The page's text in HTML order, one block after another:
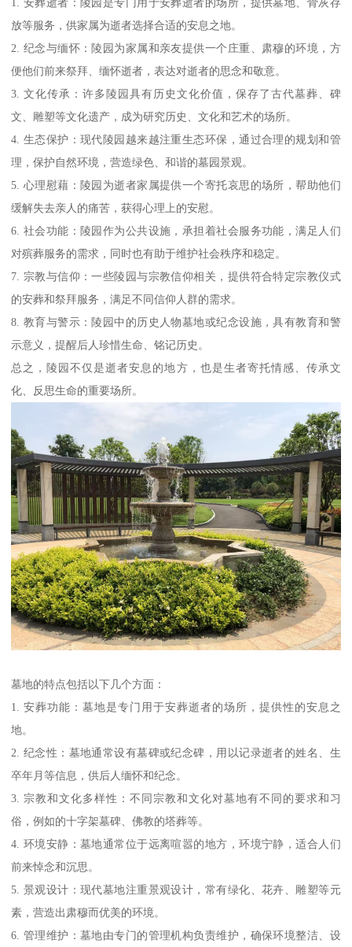
1. 安葬逝者：陵园是专门用于安葬逝者的场所，提供墓地、骨灰存
放等服务，供家属为逝者选择合适的安息之地。
2. 纪念与缅怀：陵园为家属和亲友提供一个庄重、肃穆的环境，方
便他们前来祭拜、缅怀逝者，表达对逝者的思念和敬意。
3. 文化传承：许多陵园具有历史文化价值，保存了古代墓葬、碑
文、雕塑等文化遗产，成为研究历史、文化和艺术的场所。
4. 生态保护：现代陵园越来越注重生态环保，通过合理的规划和管
理，保护自然环境，营造绿色、和谐的墓园景观。
5. 心理慰藉：陵园为逝者家属提供一个寄托哀思的场所，帮助他们
缓解失去亲人的痛苦，获得心理上的安慰。
6. 社会功能：陵园作为公共设施，承担着社会服务功能，满足人们
对殡葬服务的需求，同时也有助于维护社会秩序和稳定。
7. 宗教与信仰：一些陵园与宗教信仰相关，提供符合特定宗教仪式
的安葬和祭拜服务，满足不同信仰人群的需求。
8. 教育与警示：陵园中的历史人物墓地或纪念设施，具有教育和警
示意义，提醒后人珍惜生命、铭记历史。
总之，陵园不仅是逝者安息的地方，也是生者寄托情感、传承文
化、反思生命的重要场所。
墓地的特点包括以下几个方面：
1. 安葬功能：墓地是专门用于安葬逝者的场所，提供性的安息之
地。
2. 纪念性：墓地通常设有墓碑或纪念碑，用以记录逝者的姓名、生
卒年月等信息，供后人缅怀和纪念。
3. 宗教和文化多样性：不同宗教和文化对墓地有不同的要求和习
俗，例如的十字架墓碑、佛教的塔葬等。
4. 环境安静：墓地通常位于远离喧嚣的地方，环境宁静，适合人们
前来悼念和沉思。
5. 景观设计：现代墓地注重景观设计，常有绿化、花卉、雕塑等元
素，营造出肃穆而优美的环境。
6. 管理维护：墓地由专门的管理机构负责维护，确保环境整洁、设